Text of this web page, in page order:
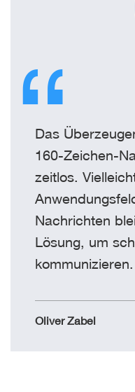
Das
160-Zeichen-
zeitlos.
Nachrichten
Lösung, um
kommunizieren.
Oliver Zabel